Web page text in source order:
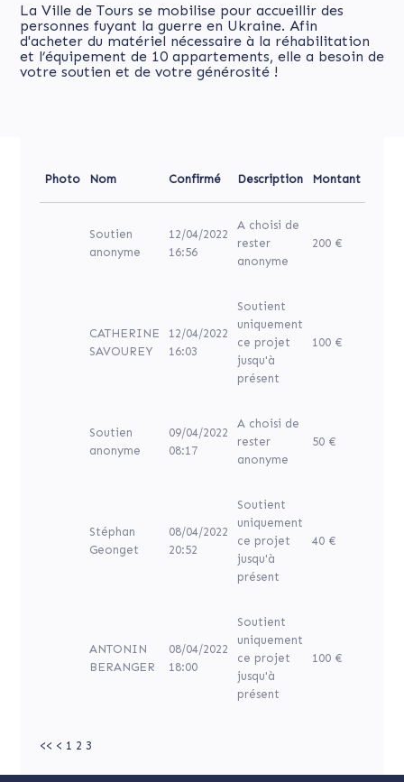
La Ville de Tours se mobilise pour accueillir des
personnes fuyant la guerre en Ukraine. Afin
d'acheter du matériel nécessaire à la réhabilitation
et l’équipement de 10 appartements, elle a besoin de
votre soutien et de votre générosité !
Photo Nom Confirmé Description Montant
Soutien
anonyme
12/04/2022
16:56
A choisi de
rester
anonyme
200 €
CATHERINE
SAVOUREY
12/04/2022
16:03
Soutient
uniquement
ce projet
jusqu'à
présent
100 €
Soutien
anonyme
09/04/2022
08:17
A choisi de
rester
anonyme
50 €
Stéphan
Geonget
08/04/2022
20:52
Soutient
uniquement
ce projet
jusqu'à
présent
40 €
ANTONIN
BERANGER
08/04/2022
18:00
Soutient
uniquement
ce projet
jusqu'à
présent
100 €
<< < 1 2 3